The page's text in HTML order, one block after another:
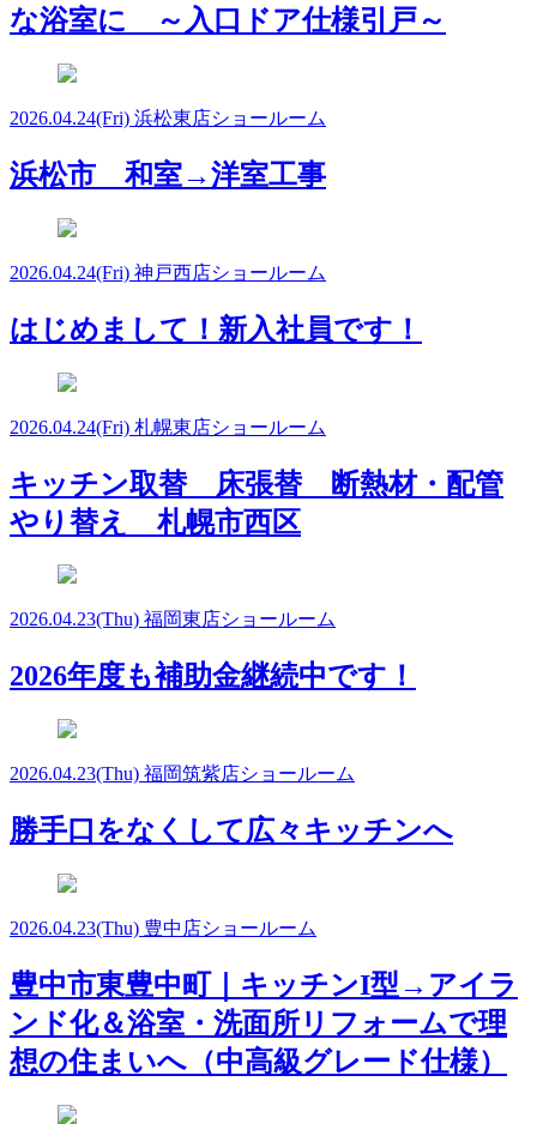
な浴室に ～入口ドア仕様引戸～
2026.04.24(Fri) 浜松東店ショールーム
浜松市 和室→洋室工事
2026.04.24(Fri) 神戸西店ショールーム
はじめまして！新入社員です！
2026.04.24(Fri) 札幌東店ショールーム
キッチン取替 床張替 断熱材・配管
やり替え 札幌市西区
2026.04.23(Thu) 福岡東店ショールーム
2026年度も補助金継続中です！
2026.04.23(Thu) 福岡筑紫店ショールーム
勝手口をなくして広々キッチンへ
2026.04.23(Thu) 豊中店ショールーム
豊中市東豊中町｜キッチンI型→アイラ
ンド化＆浴室・洗面所リフォームで理
想の住まいへ（中高級グレード仕様）